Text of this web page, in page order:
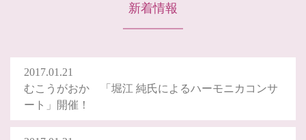
新着情報
2017.01.21
むこうがおか 「堀江 純氏によるハーモニカコンサ
ート」開催！